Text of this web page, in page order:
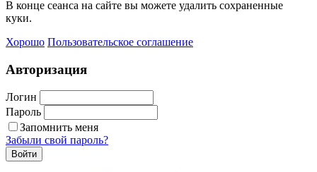
В конце сеанса на сайте вы можете удалить сохраненные
куки.
Хорошо Пользовательское соглашение
Авторизация
Логин
Пароль
Запомнить меня
Забыли свой пароль?
Войти